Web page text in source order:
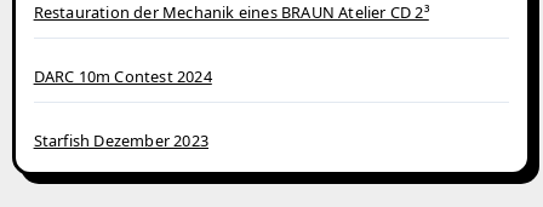
Restauration der Mechanik eines BRAUN Atelier CD 2³
DARC 10m Contest 2024
Starfish Dezember 2023